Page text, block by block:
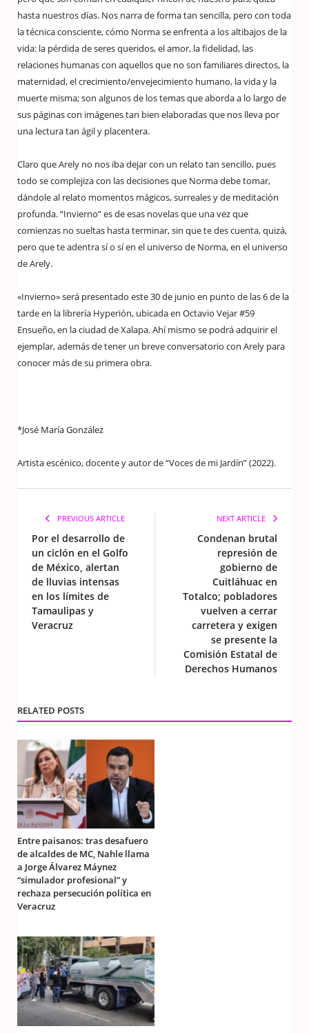
hasta nuestros días. Nos narra de forma tan sencilla, pero con toda
la técnica consciente, cómo Norma se enfrenta a los altibajos de la
vida: la pérdida de seres queridos, el amor, la fidelidad, las
relaciones humanas con aquellos que no son familiares directos, la
maternidad, el crecimiento/envejecimiento humano, la vida y la
muerte misma; son algunos de los temas que aborda a lo largo de
sus páginas con imágenes tan bien elaboradas que nos lleva por
una lectura tan ágil y placentera.
Claro que Arely no nos iba dejar con un relato tan sencillo, pues
todo se complejiza con las decisiones que Norma debe tomar,
dándole al relato momentos mágicos, surreales y de meditación
profunda. “Invierno” es de esas novelas que una vez que
comienzas no sueltas hasta terminar, sin que te des cuenta, quizá,
pero que te adentra sí o sí en el universo de Norma, en el universo
de Arely.
«Invierno» será presentado este 30 de junio en punto de las 6 de la
tarde en la librería Hyperión, ubicada en Octavio Vejar #59
Ensueño, en la ciudad de Xalapa. Ahí mismo se podrá adquirir el
ejemplar, además de tener un breve conversatorio con Arely para
conocer más de su primera obra.
*José María González
Artista escénico, docente y autor de “Voces de mi Jardín” (2022).
PREVIOUS ARTICLE
Por el desarrollo de
un ciclón en el Golfo
de México, alertan
de lluvias intensas
en los límites de
Tamaulipas y
Veracruz
NEXT ARTICLE
Condenan brutal
represión de
gobierno de
Cuitláhuac en
Totalco; pobladores
vuelven a cerrar
carretera y exigen
se presente la
Comisión Estatal de
Derechos Humanos
RELATED POSTS
Entre paisanos: tras desafuero
de alcaldes de MC, Nahle llama
a Jorge Álvarez Máynez
“simulador profesional” y
rechaza persecución política en
Veracruz